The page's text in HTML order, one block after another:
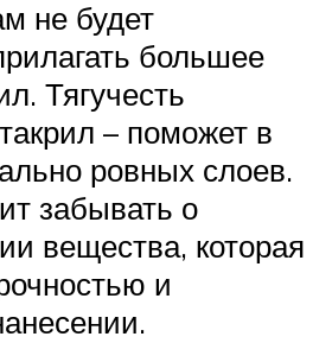
не будет
большее
Тягучесть
– поможет в
ровных слоев.
забывать о
вещества, которая
и